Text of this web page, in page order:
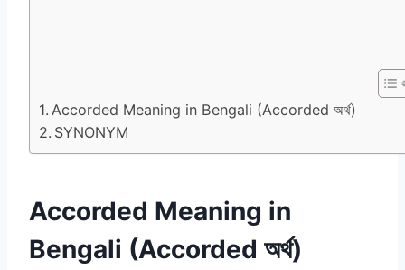
Accorded Meaning in Bengali (Accorded অর্থ)
SYNONYM
Accorded Meaning in
Bengali (Accorded অর্থ)